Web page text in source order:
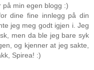
på min egen blogg :)
dine fine innlegg på din
jeg meg godt igjen i. Jeg
men da ble jeg bare syk
og kjenner at jeg sakte,
Spirea! :)